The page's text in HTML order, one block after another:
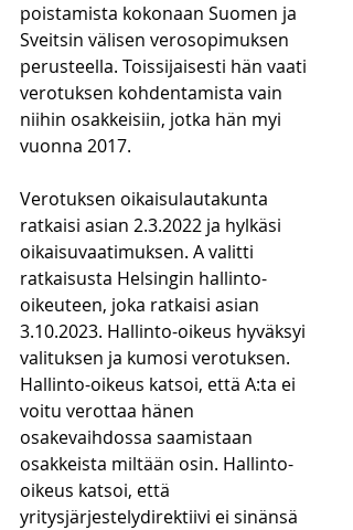
poistamista kokonaan Suomen ja
Sveitsin välisen verosopimuksen
perusteella. Toissijaisesti hän vaati
verotuksen kohdentamista vain
niihin osakkeisiin, jotka hän myi
vuonna 2017.
Verotuksen oikaisulautakunta
ratkaisi asian 2.3.2022 ja hylkäsi
oikaisuvaatimuksen. A valitti
ratkaisusta Helsingin hallinto-
oikeuteen, joka ratkaisi asian
3.10.2023. Hallinto-oikeus hyväksyi
valituksen ja kumosi verotuksen.
Hallinto-oikeus katsoi, että A:ta ei
voitu verottaa hänen
osakevaihdossa saamistaan
osakkeista miltään osin. Hallinto-
oikeus katsoi, että
yritysjärjestelydirektiivi ei sinänsä